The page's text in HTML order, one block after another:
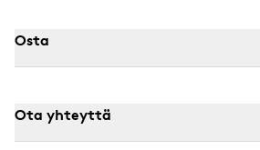
Osta
Ota yhteyttä